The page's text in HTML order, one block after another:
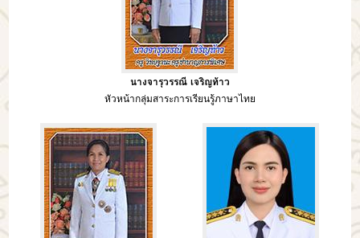
นางจารุวรรณี เจริญท้าว
หัวหน้ากลุ่มสาระการเรียนรู้ภาษาไทย